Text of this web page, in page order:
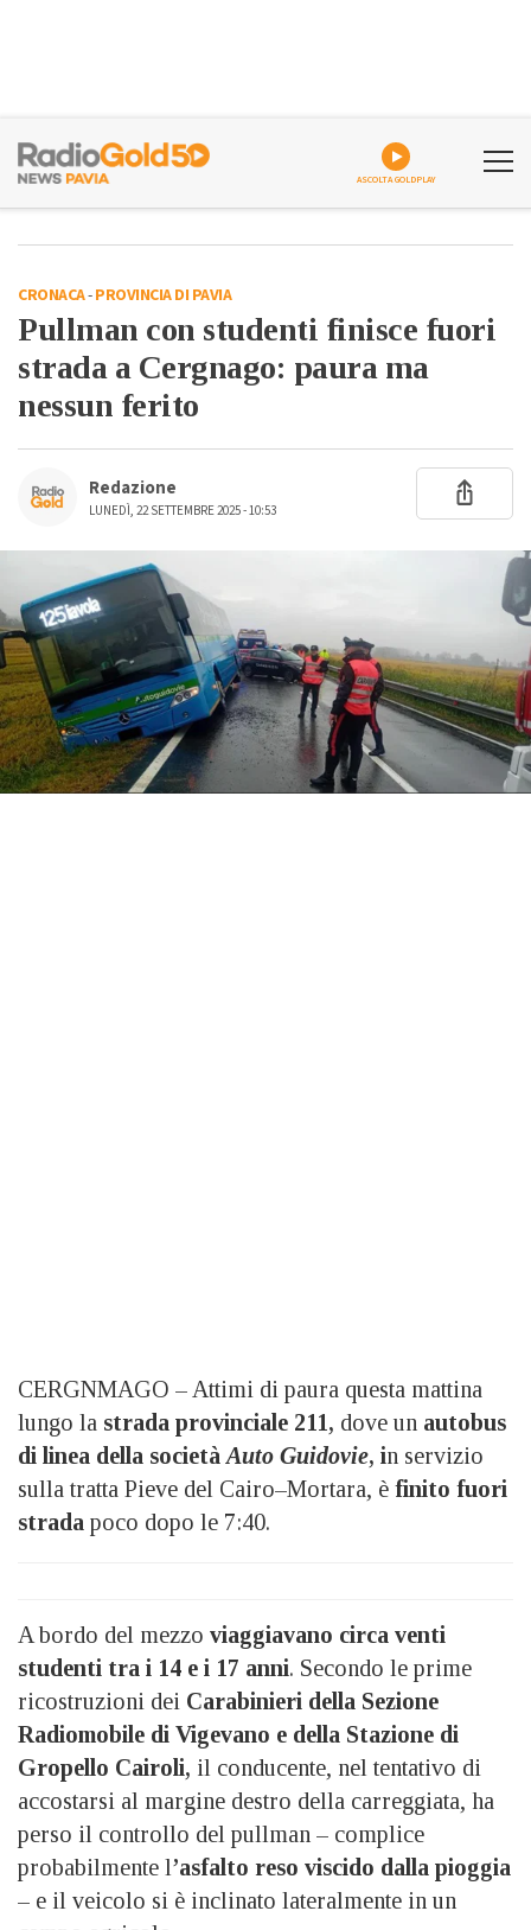
ASCOLTA GOLDPLAY
CRONACA-PROVINCIA DI PAVIA
Pullman con studenti finisce fuori
strada a Cergnago: paura ma
nessun ferito
Redazione
LUNEDÌ, 22 SETTEMBRE 2025 - 10:53
CERGNMAGO – Attimi di paura questa mattina
lungo la strada provinciale 211, dove un autobus
di linea della società Auto Guidovie, in servizio
sulla tratta Pieve del Cairo–Mortara, è finito fuori
strada poco dopo le 7:40.
A bordo del mezzo viaggiavano circa venti
studenti tra i 14 e i 17 anni. Secondo le prime
ricostruzioni dei Carabinieri della Sezione
Radiomobile di Vigevano e della Stazione di
Gropello Cairoli, il conducente, nel tentativo di
accostarsi al margine destro della carreggiata, ha
perso il controllo del pullman – complice
probabilmente l’asfalto reso viscido dalla pioggia
– e il veicolo si è inclinato lateralmente in un